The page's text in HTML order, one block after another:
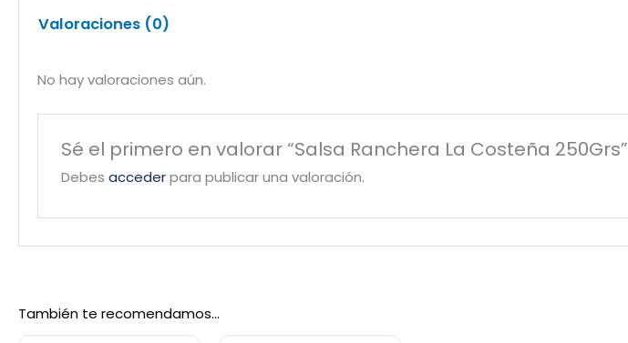
Valoraciones (0)
No hay valoraciones aún.
Sé el primero en valorar “Salsa Ranchera La Costeña 250Grs”
Debes accederpara publicar una valoración.
También te recomendamos…